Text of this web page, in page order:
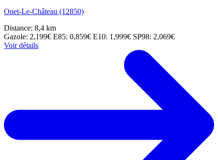
Onet-Le-Château (12850)
Distance: 8,4 km
Gazole: 2,199€ E85: 0,859€ E10: 1,999€ SP98: 2,069€
Voir détails